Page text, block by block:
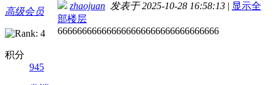
高级会员
积分
945
zhaojuan 发表于 2025-10-28 16:58:13 | 显示全
部楼层
666666666666666666666666666666666